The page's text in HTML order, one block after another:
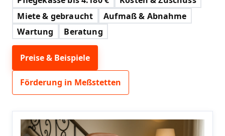
Miete & gebraucht
Aufmaß & Abnahme
Wartung
Beratung
Preise & Beispiele
Förderung in Meßstetten